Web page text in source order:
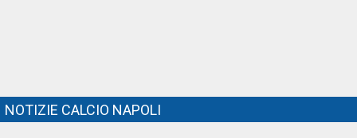
NOTIZIE CALCIO NAPOLI